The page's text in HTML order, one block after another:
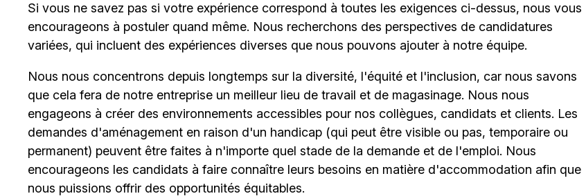
Si vous ne savez pas si votre expérience correspond à toutes les exigences ci-dessus, nous vous
encourageons à postuler quand même. Nous recherchons des perspectives de candidatures
variées, qui incluent des expériences diverses que nous pouvons ajouter à notre équipe.
Nous nous concentrons depuis longtemps sur la diversité, l'équité et l'inclusion, car nous savons
que cela fera de notre entreprise un meilleur lieu de travail et de magasinage. Nous nous
engageons à créer des environnements accessibles pour nos collègues, candidats et clients. Les
demandes d'aménagement en raison d'un handicap (qui peut être visible ou pas, temporaire ou
permanent) peuvent être faites à n'importe quel stade de la demande et de l'emploi. Nous
encourageons les candidats à faire connaître leurs besoins en matière d'accommodation afin que
nous puissions offrir des opportunités équitables.